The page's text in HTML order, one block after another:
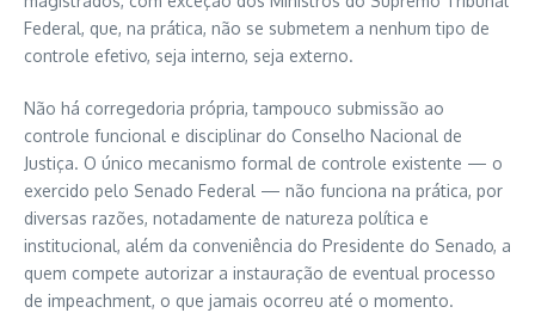
Federal, que, na prática, não se submetem a nenhum tipo de
controle efetivo, seja interno, seja externo.
Não há corregedoria própria, tampouco submissão ao
controle funcional e disciplinar do Conselho Nacional de
Justiça. O único mecanismo formal de controle existente — o
exercido pelo Senado Federal — não funciona na prática, por
diversas razões, notadamente de natureza política e
institucional, além da conveniência do Presidente do Senado, a
quem compete autorizar a instauração de eventual processo
de impeachment, o que jamais ocorreu até o momento.